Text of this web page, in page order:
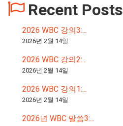
Recent Posts
2026 WBC 강의3:...
2026년 2월 14일
2026 WBC 강의2:...
2026년 2월 14일
2026 WBC 강의1:...
2026년 2월 14일
2026년 WBC 말씀3:...